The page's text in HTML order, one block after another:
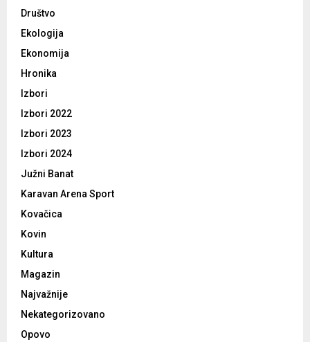
Društvo
Ekologija
Ekonomija
Hronika
Izbori
Izbori 2022
Izbori 2023
Izbori 2024
Južni Banat
Karavan Arena Sport
Kovačica
Kovin
Kultura
Magazin
Najvažnije
Nekategorizovano
Opovo